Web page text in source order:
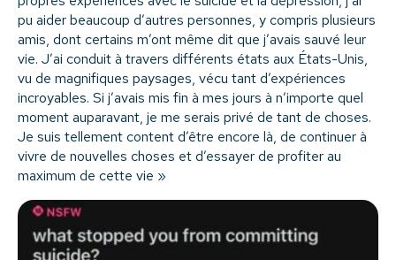
pu aider beaucoup d’autres personnes, y compris plusieurs
amis, dont certains m’ont même dit que j’avais sauvé leur
vie. J’ai conduit à travers différents états aux États-Unis,
vu de magnifiques paysages, vécu tant d’expériences
incroyables. Si j’avais mis fin à mes jours à n’importe quel
moment auparavant, je me serais privé de tant de choses.
Je suis tellement content d’être encore là, de continuer à
vivre de nouvelles choses et d’essayer de profiter au
maximum de cette vie »